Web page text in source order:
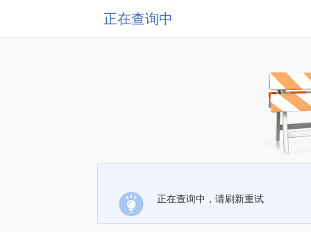
正在查询中
正在查询中，请刷新重试